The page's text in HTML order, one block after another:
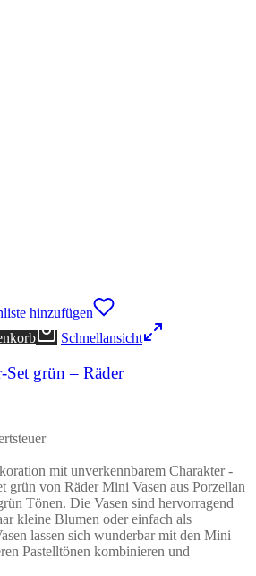
hinzufügen
Schnellansicht
Set grün – Räder
mit unverkennbarem Charakter -
grün von Räder Mini Vasen aus Porzellan
Tönen. Die Vasen sind hervorragend
kleine Blumen oder einfach als
lassen sich wunderbar mit den Mini
Pastelltönen kombinieren und